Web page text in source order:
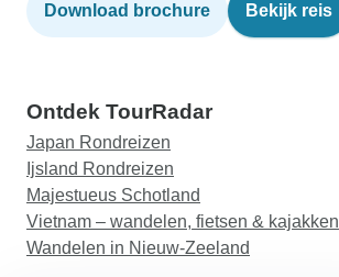
Download brochure Bekijk reis
Ontdek TourRadar
Japan Rondreizen
Ijsland Rondreizen
Majestueus Schotland
Vietnam – wandelen, fietsen & kajakken
Wandelen in Nieuw-Zeeland